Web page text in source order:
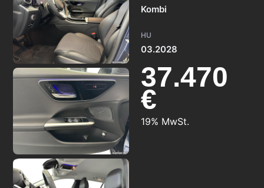
Kombi
HU
03.2028
37.470
€
19% MwSt.